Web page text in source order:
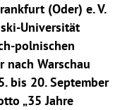
(Oder) e. V.
Universität
polnischen
nach Warschau
bis 20. September
„35 Jahre